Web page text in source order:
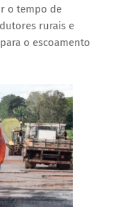
o tempo de
rurais e
o escoamento